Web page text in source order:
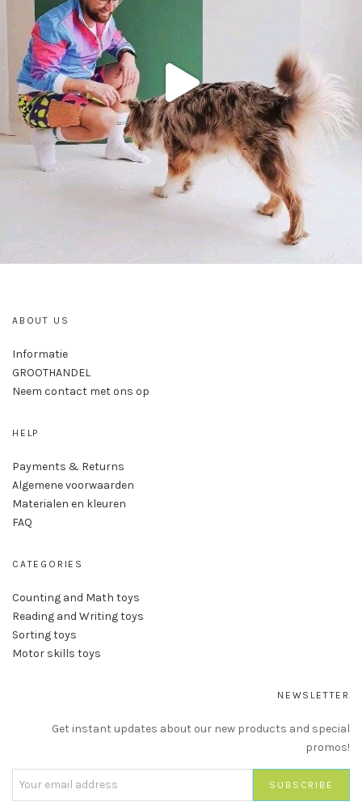
ABOUT US
Informatie
GROOTHANDEL
Neem contact met ons op
HELP
Payments & Returns
Algemene voorwaarden
Materialen en kleuren
FAQ
CATEGORIES
Counting and Math toys
Reading and Writing toys
Sorting toys
Motor skills toys
NEWSLETTER
Get instant updates about our new products and special
promos!